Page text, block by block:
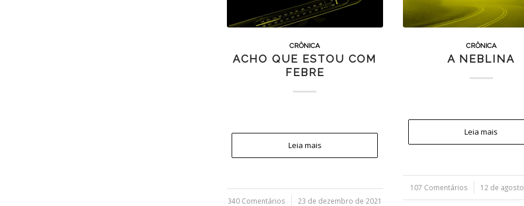
CRÔNICA
ACHO QUE ESTOU COM
FEBRE
Leia mais
340 Comentários
/ 23 de dezembro de 2021
CRÔNICA
A NEBLINA
Leia mais
107 Comentários
/ 12 de